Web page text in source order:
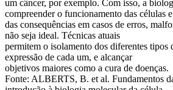
um câncer, por exemplo. Com isso, a
compreender o funcionamento das células e
das consequências em casos de erros,
não seja ideal. Técnicas atuais
permitem o isolamento dos diferentes tipos
expressão de cada um, e alcançar
objetivos maiores como a cura de doenças.
Fonte: ALBERTS, B. et al. Fundamentos